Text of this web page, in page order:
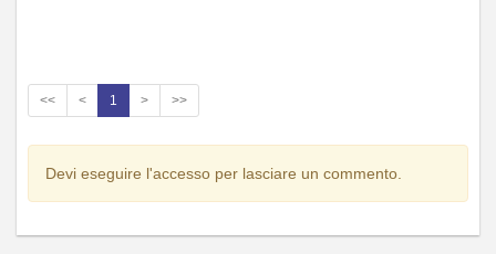
<< < 1 > >>
Devi eseguire l'accesso per lasciare un commento.